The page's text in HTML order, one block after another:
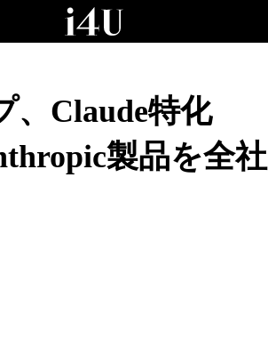
、Claude特化
製品を全社